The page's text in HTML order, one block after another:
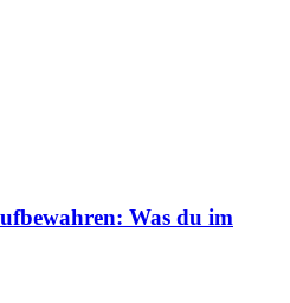
Was du im